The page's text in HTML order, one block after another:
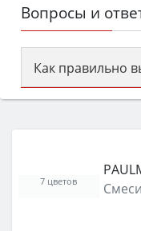
Вопросы и
Как правильно
Сначала
затем смотрите
функции
защита от детей).
7 цветов